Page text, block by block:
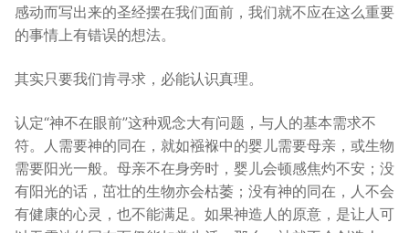
感动而写出来的圣经摆在我们面前，我们就不应在这么重要
的事情上有错误的想法。
其实只要我们肯寻求，必能认识真理。
认定“神不在眼前”这种观念大有问题，与人的基本需求不
符。人需要神的同在，就如襁褓中的婴儿需要母亲，或生物
需要阳光一般。母亲不在身旁时，婴儿会顿感焦灼不安；没
有阳光的话，茁壮的生物亦会枯萎；没有神的同在，人不会
有健康的心灵，也不能满足。如果神造人的原意，是让人可